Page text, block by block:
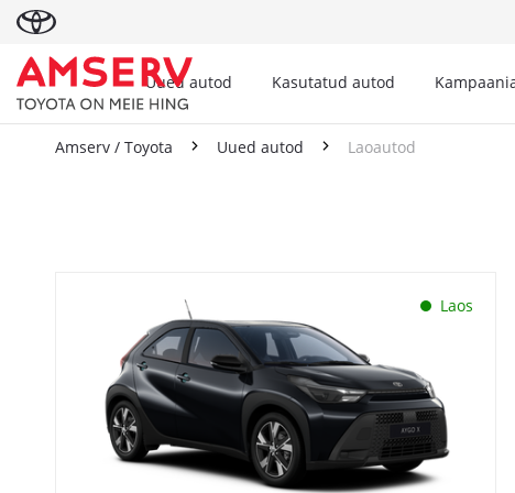
Uued autod Kasutatud autod
Amserv / Toyota Uued autod Laoautod
Laos